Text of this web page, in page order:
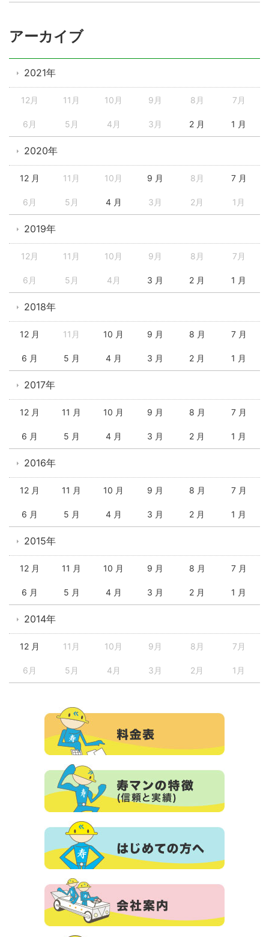
アーカイブ
2021年
12月 11月 10月 9月 8月 7月
6月 5月 4月 3月 2 月 1 月
2020年
12 月 11月 10月 9 月 8月 7 月
6月 5月 4 月 3月 2月 1月
2019年
12月 11月 10月 9月 8月 7月
6月 5月 4月 3 月 2 月 1 月
2018年
12 月 11月 10 月 9 月 8 月 7 月
6 月 5 月 4 月 3 月 2 月 1 月
2017年
12 月 11 月 10 月 9 月 8 月 7 月
6 月 5 月 4 月 3 月 2 月 1 月
2016年
12 月 11 月 10 月 9 月 8 月 7 月
6 月 5 月 4 月 3 月 2 月 1 月
2015年
12 月 11 月 10 月 9 月 8 月 7 月
6 月 5 月 4 月 3 月 2 月 1 月
2014年
12 月 11月 10月 9月 8月 7月
6月 5月 4月 3月 2月 1月